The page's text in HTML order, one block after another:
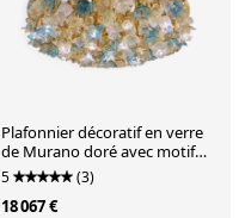
Plafonnier décoratif en verre
de Murano doré avec motif
floral par Simoeng
5 (3)
18 067 €